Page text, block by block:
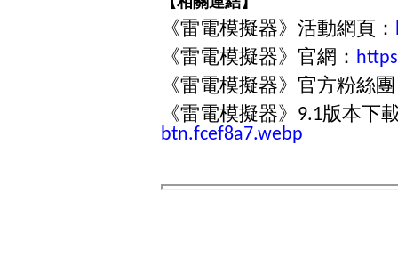
《雷電模擬器》活動網頁：
《雷電模擬器》官網：
《雷電模擬器》官方粉絲
《雷電模擬器》 9.1版本下
btn.fcef8a7.webp